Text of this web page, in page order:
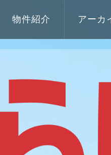
物件紹介 アーカ